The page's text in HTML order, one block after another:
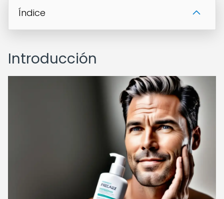
Índice
Introducción